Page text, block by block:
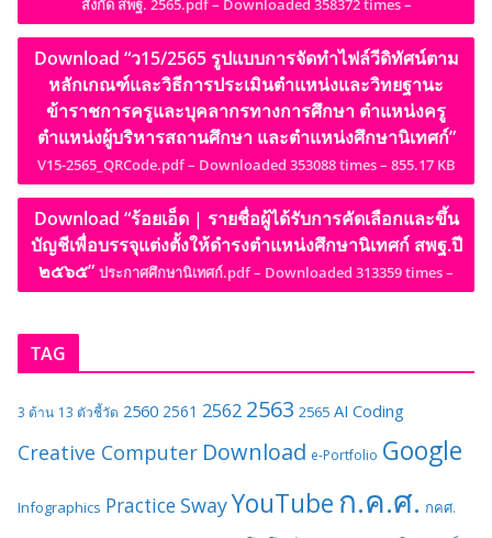
Download “ว15/2565 รูปแบบการจัดทำไฟล์วีดิทัศน์ตาม
หลักเกณฑ์และวิธีการประเมินตำแหน่งและวิทยฐานะ
ข้าราชการครูและบุคลากรทางการศึกษา ตำแหน่งครู
ตำแหน่งผู้บริหารสถานศึกษา และตำแหน่งศึกษานิเทศก์”
V15-2565_QRCode.pdf – Downloaded 353088 times – 855.17 KB
Download “ร้อยเอ็ด | รายชื่อผู้ได้รับการคัดเลือกและขึ้น
บัญชีเพื่อบรรจุแต่งตั้งให้ดำรงตำแหน่งศึกษานิเทศก์ สพฐ.ปี
๒๕๖๕” ประกาศศึกษานิเทศก์.pdf – Downloaded 313359 times –
TAG
3 ด้าน 13 ตัวชี้วัด 2560 2561 2562 2563 2565 AI Coding
Creative Computer Download e-Portfolio Google
Infographics Practice SwayYouTubeก.ค.ศ. กคศ.